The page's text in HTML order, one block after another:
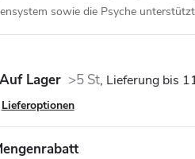
sowie die Psyche
Auf Lager >5 St
Lieferoptionen